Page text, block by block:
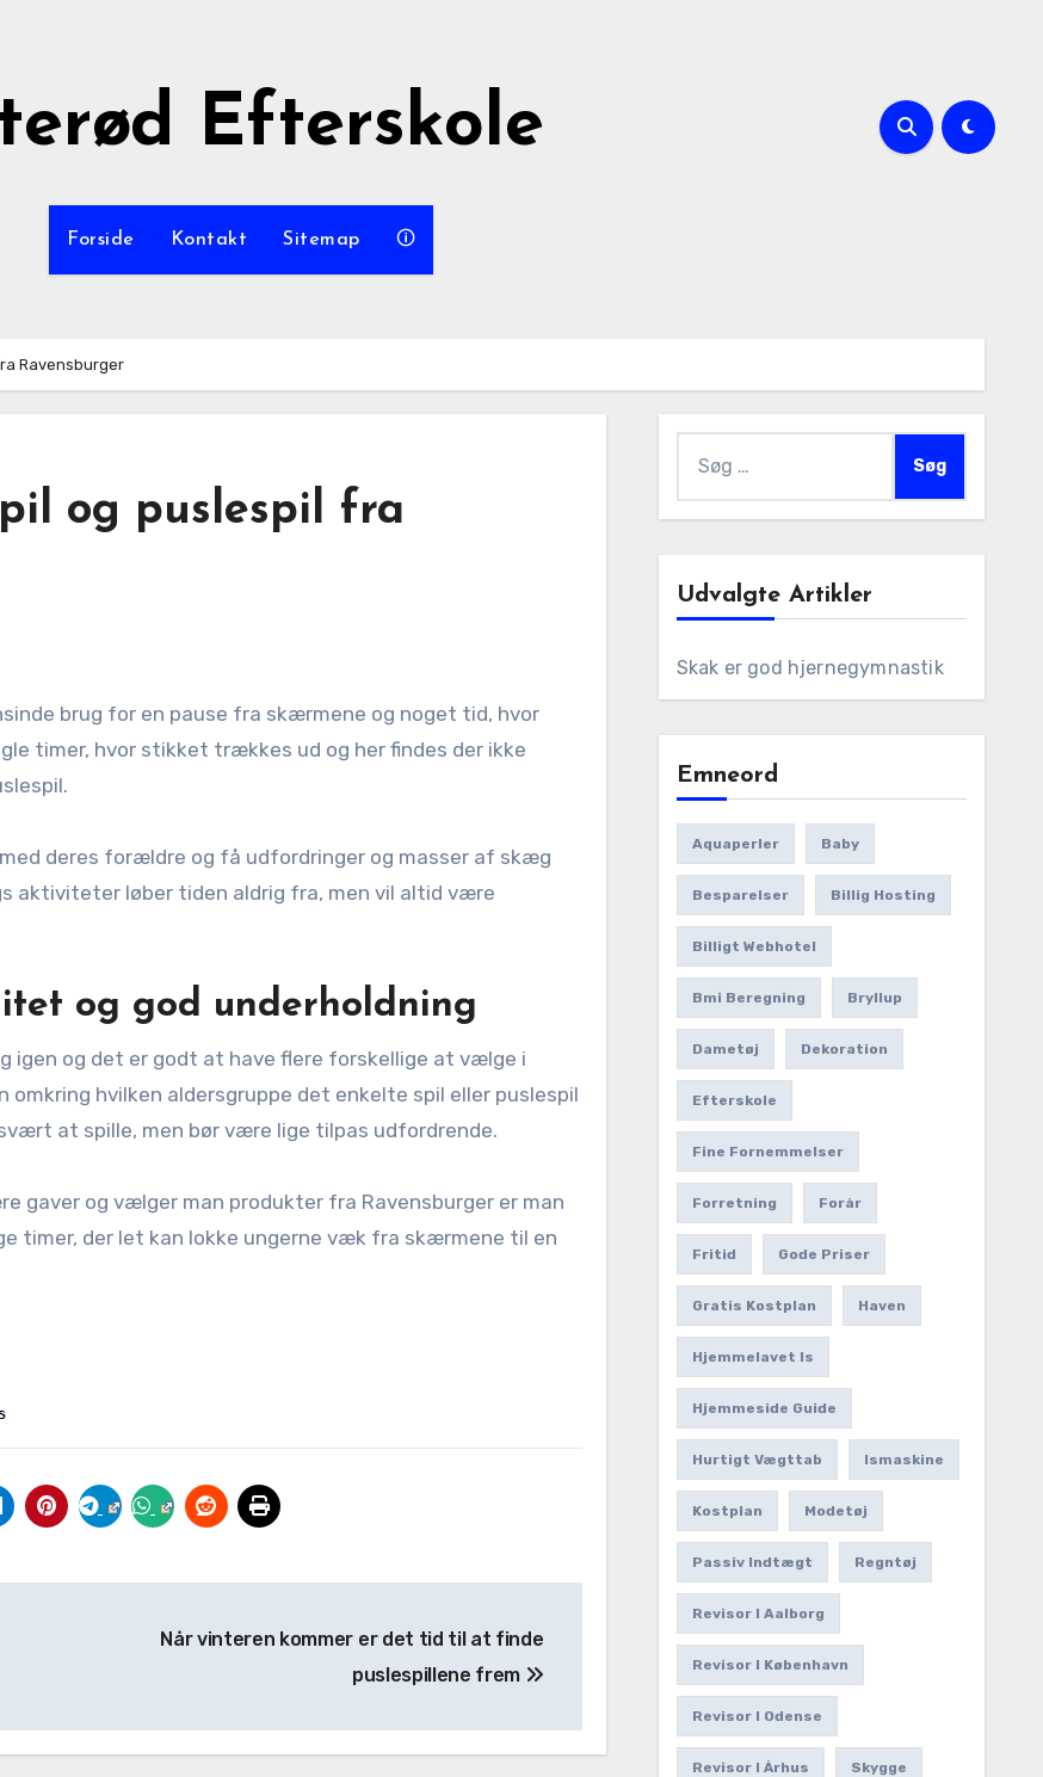
Efterskole
Forside Kontakt Sitemap 🛈
Ravensburger
og puslespil fra
timer, hvor stikket trækkes ud og her findes der ikke
deres forældre og få udfordringer og masser af skæg
aktiviteter løber tiden aldrig fra, men vil altid være
og god underholdning
igen og det er godt at have flere forskellige at vælge i
omkring hvilken aldersgruppe det enkelte spil eller puslespil
at spille, men bør være lige tilpas udfordrende.
gaver og vælger man produkter fra Ravensburger er man
timer, der let kan lokke ungerne væk fra skærmene til en
Når vinteren kommer er det tid til at finde
puslespillene frem
efter:
Udvalgte Artikler
Skak er god hjernegymnastik
Emneord
Aquaperler Baby
Besparelser Billig Hosting
Billigt Webhotel
Bmi Beregning Bryllup
Dametøj Dekoration
Efterskole
Fine Fornemmelser
Forretning Forår
Fritid Gode Priser
Gratis Kostplan Haven
Hjemmelavet Is
Hjemmeside Guide
Hurtigt Vægttab Ismaskine
Kostplan Modetøj
Passiv Indtægt Regntøj
Revisor I Aalborg
Revisor I København
Revisor I Odense
Revisor I Århus Skygge